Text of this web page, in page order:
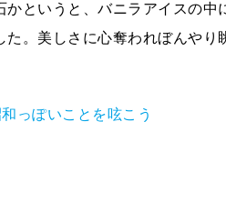
というと、バニラアイスの中
。美しさに心奪われぼんやり
っぽいことを呟こう